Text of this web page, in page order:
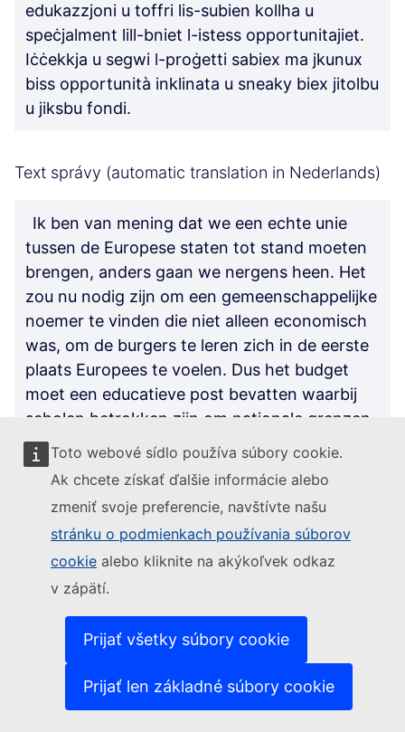
Toto webové sídlo používa súbory cookie.
Ak chcete získať ďalšie informácie alebo
zmeniť svoje preferencie, navštívte našu
stránku o podmienkach používania súborov
cookie alebo kliknite na akýkoľvek odkaz
v zápätí.
Prijať všetky súbory cookie
Prijať len základné súbory cookie
edukazzjoni u toffri lis-subien kollha u
speċjalment lill-bniet l-istess opportunitajiet.
Iċċekkja u segwi l-proġetti sabiex ma jkunux
biss opportunità inklinata u sneaky biex jitolbu
u jiksbu fondi.
Text správy (automatic translation in Nederlands)
Ik ben van mening dat we een echte unie
tussen de Europese staten tot stand moeten
brengen, anders gaan we nergens heen. Het
zou nu nodig zijn om een gemeenschappelijke
noemer te vinden die niet alleen economisch
was, om de burgers te leren zich in de eerste
plaats Europees te voelen. Dus het budget
moet een educatieve post bevatten waarbij
scholen betrokken zijn om nationale grenzen
te overschrijden. We hebben een basiscultuur
die ons in staat stelt om diversiteit te
overwinnen en te vinden wat ons verenigt.
Het lage geboortecijfer moet Europese actie
stimuleren om oplossingen te vinden, het
migratieprobleem serieus aan te pakken en
jonge gezinnen aan te moedigen met
ondersteuningsprojecten die gericht zijn op
het stimuleren van geboorten. Aandringen op
de waarde van cultuur en scholing en alle
jongens en vooral meisjes dezelfde kansen
bieden. Controleer en volg de projecten,